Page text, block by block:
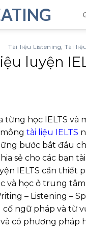
Tài liệu Listening, Tài
luyện
từng học IELTS và
tài liệu IELTS
bước bắt đầu
sẻ cho các bạn
IELTS cần thiết
và học ở trung
– Listening –
ngữ pháp và từ
có phương pháp